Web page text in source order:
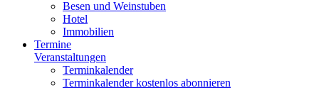
Besen und Weinstuben
Hotel
Immobilien
Termine
Veranstaltungen
Terminkalender
Terminkalender kostenlos abonnieren